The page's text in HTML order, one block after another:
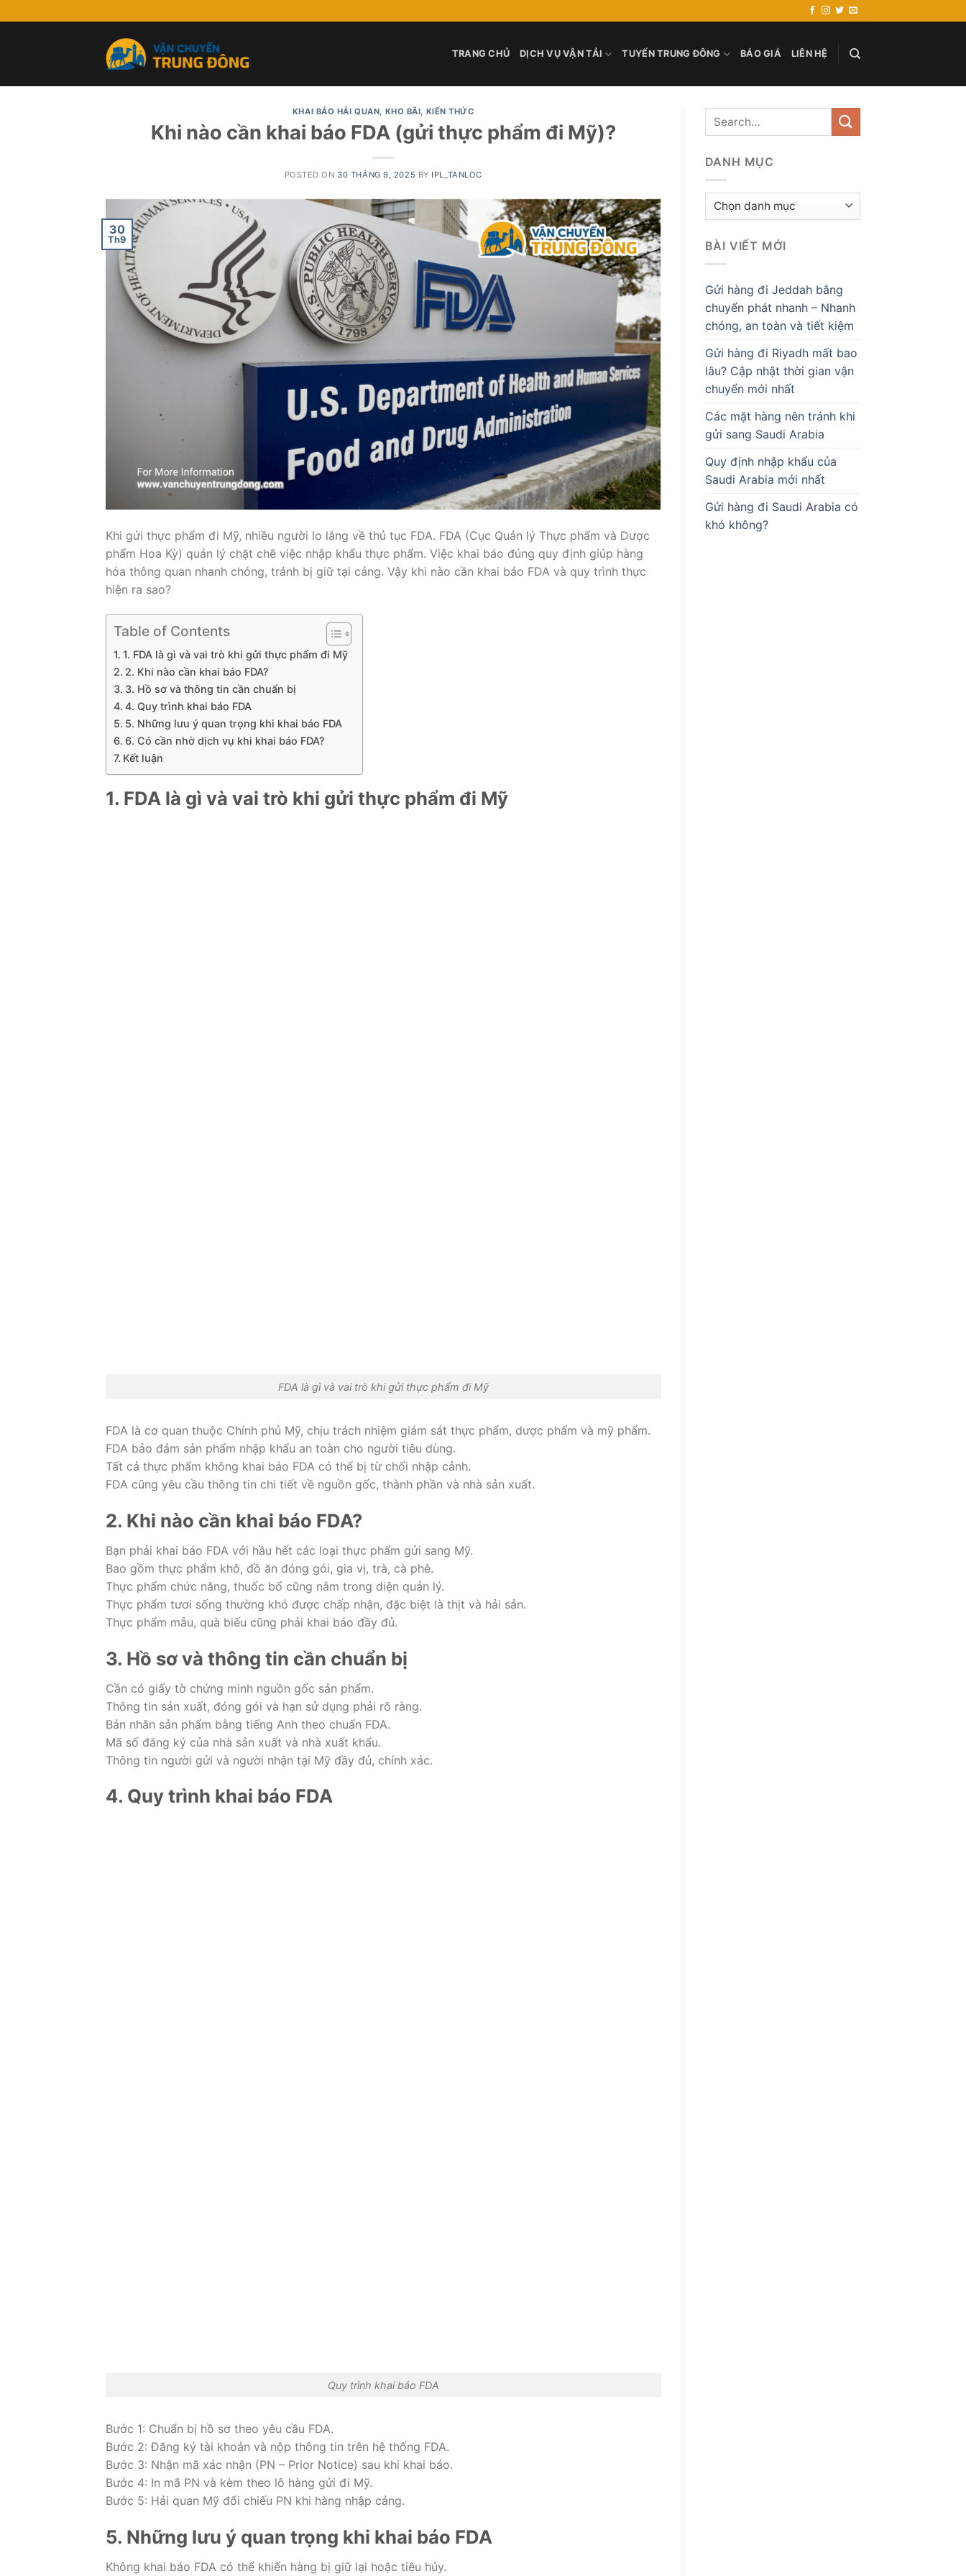
to
TRANG CHỦ DỊCH VỤ VẬN TẢI TUYẾN TRUNG ĐÔNG BÁO GIÁ LIÊN HỆ
KHAI BÁO HẢI QUAN, KHO BÃI, KIẾN THỨC
Khi nào cần khai báo FDA (gửi thực phẩm đi Mỹ)?
POSTED ON 30 THÁNG 9, 2025 BY IPL_TANLOC
30
Th9
Khi gửi thực phẩm đi Mỹ, nhiều người lo lắng về thủ tục FDA. FDA (Cục Quản lý Thực phẩm và Dược
phẩm Hoa Kỳ) quản lý chặt chẽ việc nhập khẩu thực phẩm. Việc khai báo đúng quy định giúp hàng
hóa thông quan nhanh chóng, tránh bị giữ tại cảng. Vậy khi nào cần khai báo FDA và quy trình thực
hiện ra sao?
Table of Contents
1. FDA là gì và vai trò khi gửi thực phẩm đi Mỹ
2. Khi nào cần khai báo FDA?
3. Hồ sơ và thông tin cần chuẩn bị
4. Quy trình khai báo FDA
5. Những lưu ý quan trọng khi khai báo FDA
6. Có cần nhờ dịch vụ khi khai báo FDA?
Kết luận
1. FDA là gì và vai trò khi gửi thực phẩm đi Mỹ
FDA là gì và vai trò khi gửi thực phẩm đi Mỹ
FDA là cơ quan thuộc Chính phủ Mỹ, chịu trách nhiệm giám sát thực phẩm, dược phẩm và mỹ phẩm.
FDA bảo đảm sản phẩm nhập khẩu an toàn cho người tiêu dùng.
Tất cả thực phẩm không khai báo FDA có thể bị từ chối nhập cảnh.
FDA cũng yêu cầu thông tin chi tiết về nguồn gốc, thành phần và nhà sản xuất.
2. Khi nào cần khai báo FDA?
Bạn phải khai báo FDA với hầu hết các loại thực phẩm gửi sang Mỹ.
Bao gồm thực phẩm khô, đồ ăn đóng gói, gia vị, trà, cà phê.
Thực phẩm chức năng, thuốc bổ cũng nằm trong diện quản lý.
Thực phẩm tươi sống thường khó được chấp nhận, đặc biệt là thịt và hải sản.
Thực phẩm mẫu, quà biếu cũng phải khai báo đầy đủ.
3. Hồ sơ và thông tin cần chuẩn bị
Cần có giấy tờ chứng minh nguồn gốc sản phẩm.
Thông tin sản xuất, đóng gói và hạn sử dụng phải rõ ràng.
Bản nhãn sản phẩm bằng tiếng Anh theo chuẩn FDA.
Mã số đăng ký của nhà sản xuất và nhà xuất khẩu.
Thông tin người gửi và người nhận tại Mỹ đầy đủ, chính xác.
4. Quy trình khai báo FDA
Quy trình khai báo FDA
Bước 1: Chuẩn bị hồ sơ theo yêu cầu FDA.
Bước 2: Đăng ký tài khoản và nộp thông tin trên hệ thống FDA.
Bước 3: Nhận mã xác nhận (PN – Prior Notice) sau khi khai báo.
Bước 4: In mã PN và kèm theo lô hàng gửi đi Mỹ.
Bước 5: Hải quan Mỹ đối chiếu PN khi hàng nhập cảng.
5. Những lưu ý quan trọng khi khai báo FDA
Không khai báo FDA có thể khiến hàng bị giữ lại hoặc tiêu hủy.
DANH MỤC
Danh
mục
BÀI VIẾT MỚI
Gửi hàng đi Jeddah bằng
chuyển phát nhanh – Nhanh
chóng, an toàn và tiết kiệm
Gửi hàng đi Riyadh mất bao
lâu? Cập nhật thời gian vận
chuyển mới nhất
Các mặt hàng nên tránh khi
gửi sang Saudi Arabia
Quy định nhập khẩu của
Saudi Arabia mới nhất
Gửi hàng đi Saudi Arabia có
khó không?